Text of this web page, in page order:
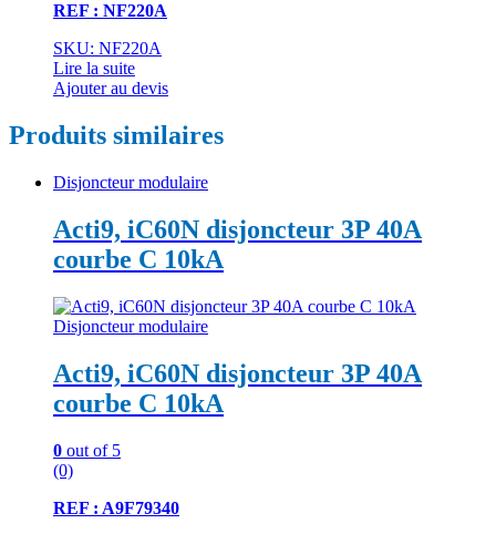
REF : NF220A
SKU: NF220A
Lire la suite
Ajouter au devis
Produits similaires
Disjoncteur modulaire
Acti9, iC60N disjoncteur 3P 40A
courbe C 10kA
Disjoncteur modulaire
Acti9, iC60N disjoncteur 3P 40A
courbe C 10kA
0 out of 5
(0)
REF : A9F79340